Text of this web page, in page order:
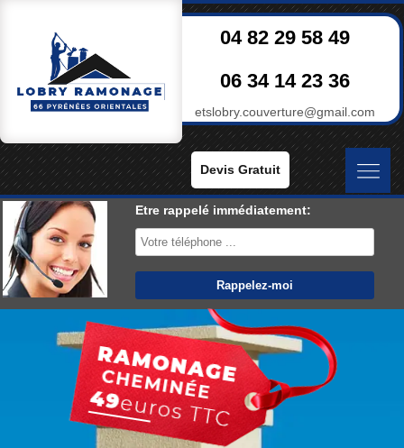
04 82 29 58 49
06 34 14 23 36
etslobry.couverture@gmail.com
Devis Gratuit
Etre rappelé immédiatement: